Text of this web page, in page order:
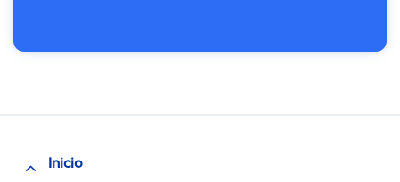
Inicio